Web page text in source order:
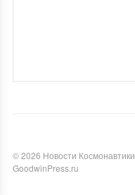
©2026 Новости Космонавтики
GoodwinPress.ru